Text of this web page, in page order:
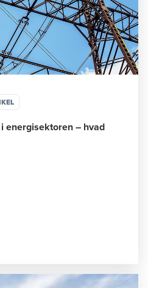
energisektoren – hvad